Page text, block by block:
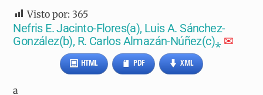
Visto por: 365
Nefris E. Jacinto-Flores(a), Luis A. Sánchez-
González(b), R. Carlos Almazán-Núñez(c)⁎ ✉
HTML PDF XML
a